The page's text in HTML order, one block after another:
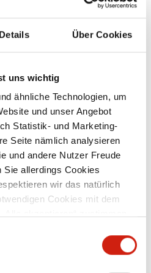
Details Über Cookies
uns wichtig
ähnliche Technologien, um
und unser Angebot
Statistik- und Marketing-
Seite nämlich analysieren
und andere Nutzer Freude
Sie allerdings Cookies
wir das natürlich
Cookies mit dem
za čist zrak v halah,
EasyControl v kombinaciji s
in z uporabo frekvenčnih
ECO+:
energijsko varčen:
je mogoče preprosto in